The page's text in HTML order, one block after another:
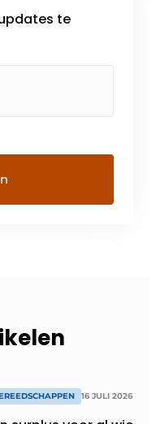
te
16 JULI 2026